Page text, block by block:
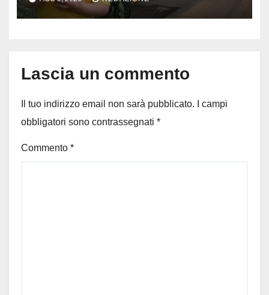
stato travolto da un’auto
Lascia un commento
Il tuo indirizzo email non sarà pubblicato.
I campi
obbligatori sono contrassegnati *
Commento *